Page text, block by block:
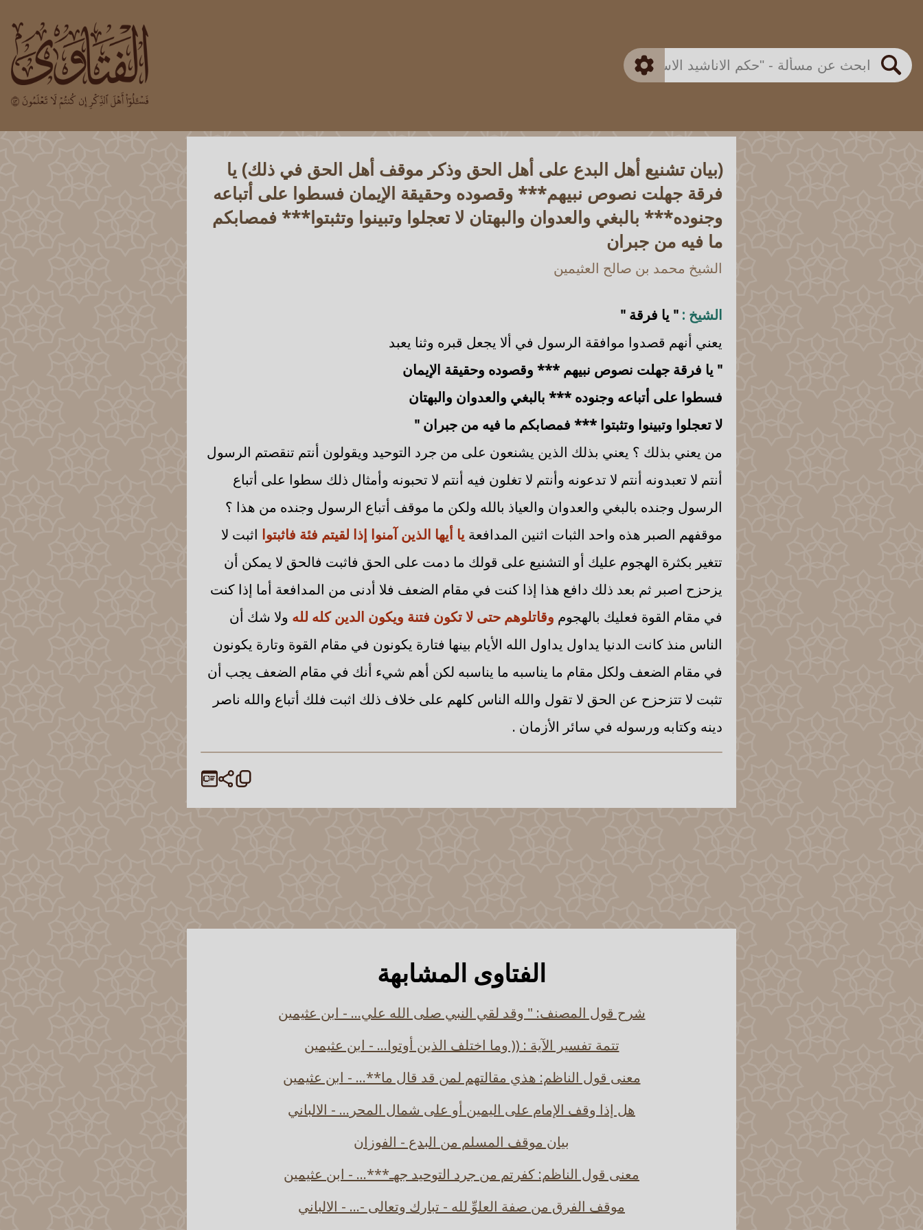
بحث
اللجنة الدائمة
متقدم
(بيان تشنيع أهل البدع على أهل الحق وذكر موقف أهل الحق في ذلك) يا
فرقة جهلت نصوص نبيهم*** وقصوده وحقيقة الإيمان فسطوا على أتباعه
وجنوده*** بالبغي والعدوان والبهتان لا تعجلوا وتبينوا وتثبتوا*** فمصابكم
ما فيه من جبران
الشيخ محمد بن صالح العثيمين
الشيخ : " يا فرقة "
يعني أنهم قصدوا موافقة الرسول في ألا يجعل قبره وثنا يعبد
" يا فرقة جهلت نصوص نبيهم *** وقصوده وحقيقة الإيمان
فسطوا على أتباعه وجنوده *** بالبغي والعدوان والبهتان
لا تعجلوا وتبينوا وتثبتوا *** فمصابكم ما فيه من جبران "
من يعني بذلك ؟ يعني بذلك الذين يشنعون على من جرد التوحيد ويقولون أنتم تنقصتم الرسول
أنتم لا تعبدونه أنتم لا تدعونه وأنتم لا تغلون فيه أنتم لا تحبونه وأمثال ذلك سطوا على أتباع
الرسول وجنده بالبغي والعدوان والعياذ بالله ولكن ما موقف أتباع الرسول وجنده من هذا ؟
موقفهم الصبر هذه واحد الثبات اثنين المدافعة يا أيها الذين آمنوا إذا لقيتم فئة فاثبتوا اثبت لا
تتغير بكثرة الهجوم عليك أو التشنيع على قولك ما دمت على الحق فاثبت فالحق لا يمكن أن
يزحزح اصبر ثم بعد ذلك دافع هذا إذا كنت في مقام الضعف فلا أدنى من المدافعة أما إذا كنت
في مقام القوة فعليك بالهجوم وقاتلوهم حتى لا تكون فتنة ويكون الدين كله لله ولا شك أن
الناس منذ كانت الدنيا يداول يداول الله الأيام بينها فتارة يكونون في مقام القوة وتارة يكونون
في مقام الضعف ولكل مقام ما يناسبه ما يناسبه لكن أهم شيء أنك في مقام الضعف يجب أن
تثبت لا تتزحزح عن الحق لا تقول والله الناس كلهم على خلاف ذلك اثبت فلك أتباع والله ناصر
دينه وكتابه ورسوله في سائر الأزمان .
الفتاوى المشابهة
شرح قول المصنف: " وقد لقي النبي صلى الله علي... - ابن عثيمين
تتمة تفسير الآية : (( وما اختلف الذين أوتوا... - ابن عثيمين
معنى قول الناظم: هذي مقالتهم لمن قد قال ما**... - ابن عثيمين
هل إذا وقف الإمام على اليمين أو على شمال المحر... - الالباني
بيان موقف المسلم من البدع - الفوزان
معنى قول الناظم: كفرتم من جرد التوحيد جهـ***... - ابن عثيمين
موقف الفرق من صفة العلوِّ لله - تبارك وتعالى -... - الالباني